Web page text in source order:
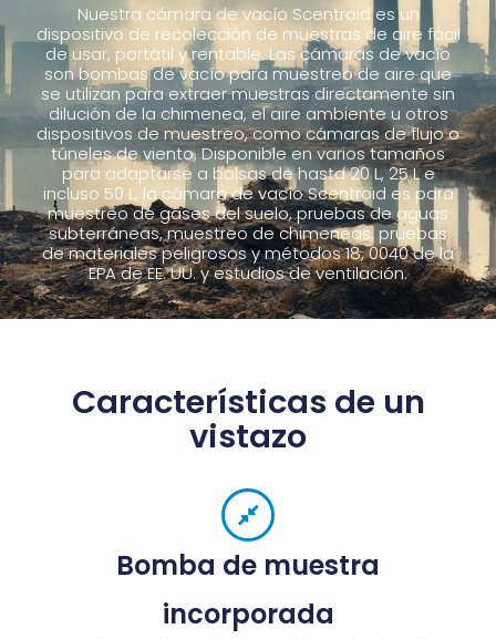
Nuestra cámara de vacío Scentroid es un
dispositivo de recolección de muestras de aire fácil
de usar, portátil y rentable. Las cámaras de vacío
son bombas de vacío para muestreo de aire que
se utilizan para extraer muestras directamente sin
dilución de la chimenea, el aire ambiente u otros
dispositivos de muestreo, como cámaras de flujo o
túneles de viento. Disponible en varios tamaños
para adaptarse a bolsas de hasta 20 L, 25 L e
incluso 50 L, la cámara de vacío Scentroid es para
muestreo de gases del suelo, pruebas de aguas
subterráneas, muestreo de chimeneas, pruebas
de materiales peligrosos y métodos 18, 0040 de la
EPA de EE. UU. y estudios de ventilación.
Características de un
vistazo
Bomba de muestra
incorporada